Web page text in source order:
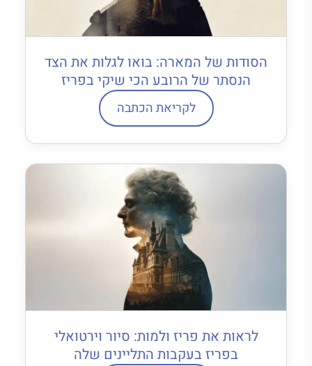
הסודות של המארה: בואו לגלות את הצד
הנסתר של הרובע הכי שיקי בפריז
לקריאת הכתבה
לראות את פריז ולמות: סיור וירטואלי
בפריז בעקבות התליינים שלה